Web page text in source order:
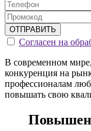
ОТПРАВИТЬ
Согласен на
В современном
конкуренция на
профессионалам
повышать свою